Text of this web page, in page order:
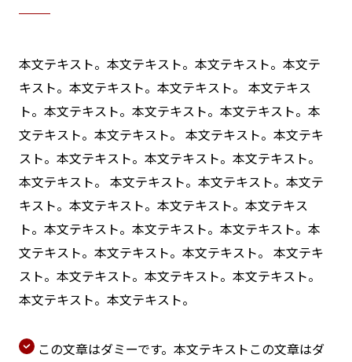
本文テキスト。本文テキスト。本文テキスト。本文テ
キスト。本文テキスト。本文テキスト。 本文テキス
ト。本文テキスト。本文テキスト。本文テキスト。本
文テキスト。本文テキスト。 本文テキスト。本文テキ
スト。本文テキスト。本文テキスト。本文テキスト。
本文テキスト。 本文テキスト。本文テキスト。本文テ
キスト。本文テキスト。本文テキスト。本文テキス
ト。本文テキスト。本文テキスト。本文テキスト。本
文テキスト。本文テキスト。本文テキスト。 本文テキ
スト。本文テキスト。本文テキスト。本文テキスト。
本文テキスト。本文テキスト。
この文章はダミーです。本文テキストこの文章はダ